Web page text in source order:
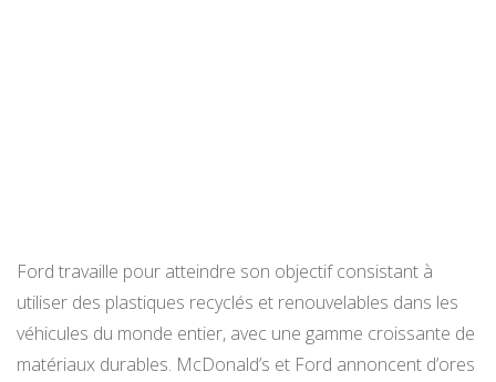
Ford travaille pour atteindre son objectif consistant à
utiliser des plastiques recyclés et renouvelables dans les
véhicules du monde entier, avec une gamme croissante de
matériaux durables. McDonald’s et Ford annoncent d’ores